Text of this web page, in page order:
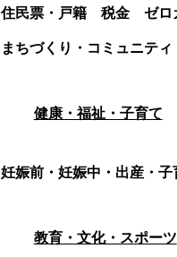
住民票・戸籍 税金 ゼロ
まちづくり・コミュニティ
健康・福祉・子育て
妊娠前・妊娠中・出産・子
教育・文化・スポーツ